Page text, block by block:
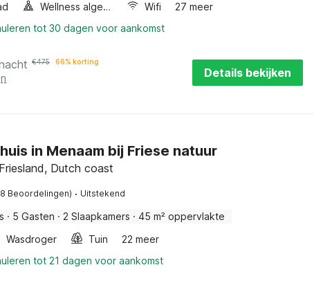
Wellness algemeen Wifi
27 meer
tot 30 dagen voor aankomst
€475 66% korting
Details bekijken
in Menaam bij Friese natuur
Dutch coast
Beoordelingen) · Uitstekend
· 5 Gasten · 2 Slaapkamers · 45 m² oppervlakte
Wasdroger Tuin
22 meer
tot 21 dagen voor aankomst